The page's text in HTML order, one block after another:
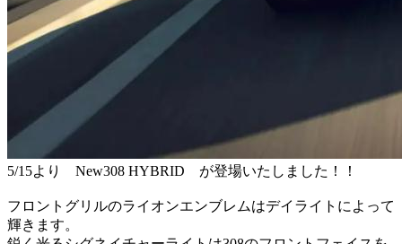
5/15より New308 HYBRID が登場いたしました！！
フロントグリルのライオンエンブレムはデイライトによって
輝きます。